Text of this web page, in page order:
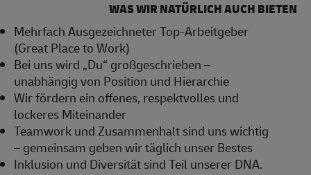
WAS WIR NATÜRLICH AUCH BIETEN
Mehrfach Ausgezeichneter Top-Arbeitgeber
(Great Place to Work)
Bei uns wird „Du“ großgeschrieben –
unabhängig von Position und Hierarchie
Wir fördern ein offenes, respektvolles und
lockeres Miteinander
Teamwork und Zusammenhalt sind uns wichtig
– gemeinsam geben wir täglich unser Bestes
Inklusion und Diversität sind Teil unserer DNA.